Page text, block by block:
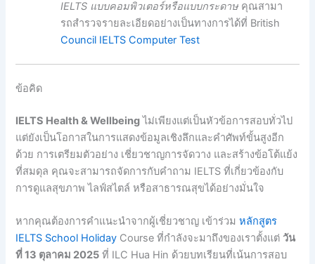
IELTS แบบคอมพิวเตอร์หรือแบบกระดาษ คุณสามา
รถสํารวจรายละเอียดอย่างเป็นทางการได้ที่ British
Council IELTS Computer Test
ข้อคิด
IELTS Health & Wellbeingไม่เพียงแต่เป็นหัวข้อการสอบทั่วไป
แต่ยังเป็นโอกาสในการแสดงข้อมูลเชิงลึกและคําศัพท์ขั้นสูงอีก
ด้วย การเตรียมตัวอย่าง เชี่ยวชาญการจัดวาง และสร้างข้อโต้แย้ง
ที่สมดุล คุณจะสามารถจัดการกับคําถาม IELTS ที่เกี่ยวข้องกับ
การดูแลสุขภาพ ไลฟ์สไตล์ หรือสาธารณสุขได้อย่างมั่นใจ
หากคุณต้องการคําแนะนําจากผู้เชี่ยวชาญ เข้าร่วม หลักสูตร
IELTS School Holiday Course ที่กําลังจะมาถึงของเราตั้งแต่วัน
ที่ 13 ตุลาคม 2025 ที่ ILC Hua Hin ด้วยบทเรียนที่เน้นการสอบ